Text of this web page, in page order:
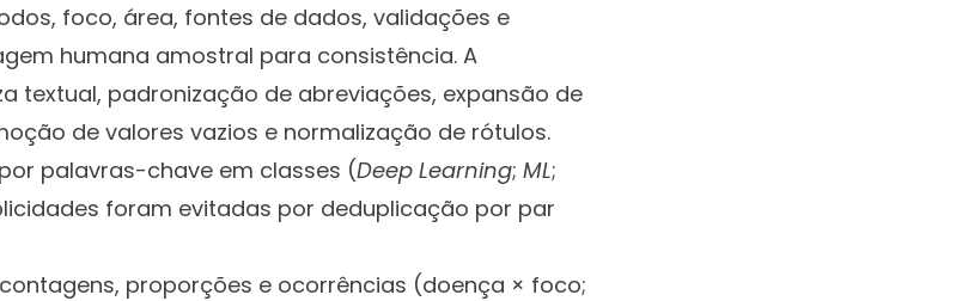
foco, área, fontes de dados, validações e
humana amostral para consistência. A
textual, padronização de abreviações, expansão de
de valores vazios e normalização de rótulos.
palavras-chave em classes (Deep Learning; ML;
foram evitadas por deduplicação por par
proporções e ocorrências (doença × foco;